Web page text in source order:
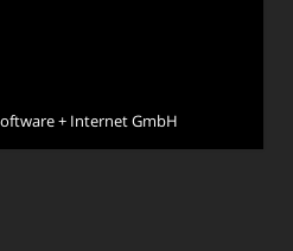
+ Internet GmbH